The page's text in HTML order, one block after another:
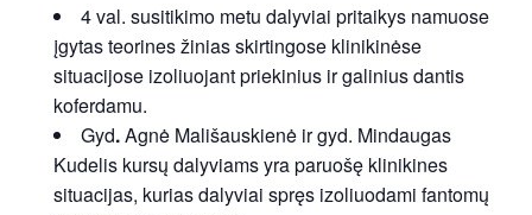
4 val. susitikimo metu dalyviai pritaikys namuose
įgytas teorines žinias skirtingose klinikinėse
situacijose izoliuojant priekinius ir galinius dantis
koferdamu.
Gyd.Agnė Mališauskienė ir gyd. Mindaugas
Kudelis kursų dalyviams yra paruošę klinikines
situacijas, kurias dalyviai spręs izoliuodami fantomų